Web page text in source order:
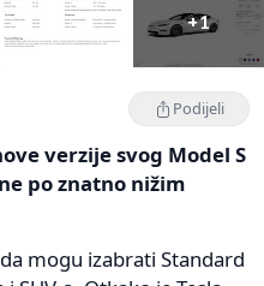
+1
Podijeli
verzije svog Model S
po znatno nižim
mogu izabrati Standard